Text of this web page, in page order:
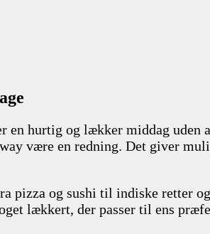
en hurtig og lækker middag
være en redning. Det giver
og sushi til indiske retter
lækkert, der passer til ens